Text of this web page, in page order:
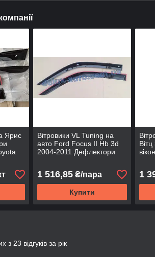
Ярис
Вітровики VL Tuning на
авто Ford Focus II Hb 3d
2004-2011 Дефлектори
1 516,85₴/пара
Купити
1
з 23 відгуків за рік